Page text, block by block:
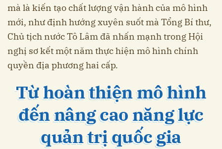
mà là kiến tạo chất lượng vận hành của mô hình
mới, như định hướng xuyên suốt mà Tổng Bí thư,
Chủ tịch nước Tô Lâm đã nhấn mạnh trong Hội
nghị sơ kết một năm thực hiện mô hình chính
quyền địa phương hai cấp.
Từ hoàn thiện mô hình
đến nâng cao năng lực
quản trị quốc gia